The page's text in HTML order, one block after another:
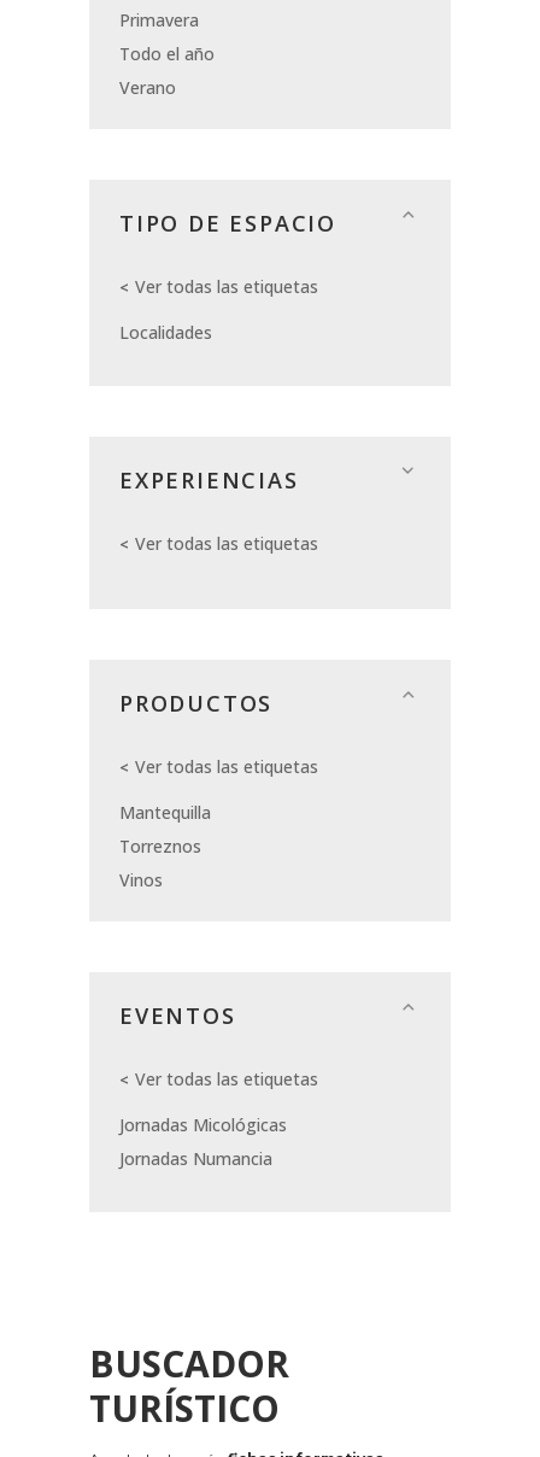
Primavera
Todo el año
Verano
TIPO DE ESPACIO
Ver todas las etiquetas
Localidades
EXPERIENCIAS
Ver todas las etiquetas
PRODUCTOS
Ver todas las etiquetas
Mantequilla
Torreznos
Vinos
EVENTOS
Ver todas las etiquetas
Jornadas Micológicas
Jornadas Numancia
BUSCADOR
TURÍSTICO